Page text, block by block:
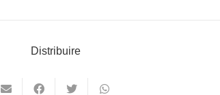
Distribuire